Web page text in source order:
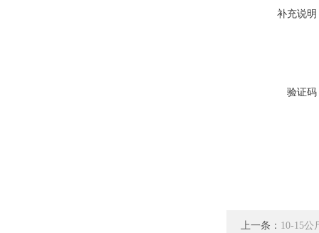
补充说明
验证码
上一条： 10-15公